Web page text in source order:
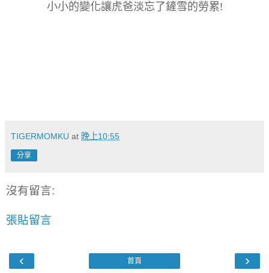
小小的變化讓虎爸淡忘了鏟雪的勞累!
TIGERMOMKU at 晚上10:55
分享
沒有留言:
張貼留言
‹ ›
首頁